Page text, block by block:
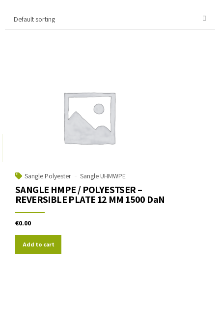
Sangle Polyester Sangle UHMWPE
SANGLE HMPE / POLYESTSER –
REVERSIBLE PLATE 12 MM 1500 DaN
€0.00
Add to cart